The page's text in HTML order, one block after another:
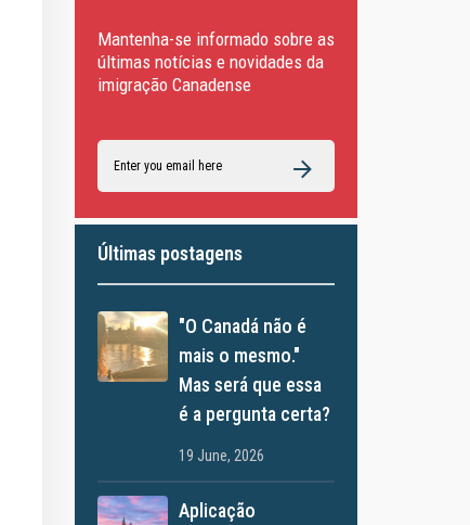
Mantenha-se informado sobre as
últimas notícias e novidades da
imigração Canadense
Últimas postagens
"O Canadá não é
mais o mesmo."
Mas será que essa
é a pergunta certa?
19 June, 2026
Aplicação